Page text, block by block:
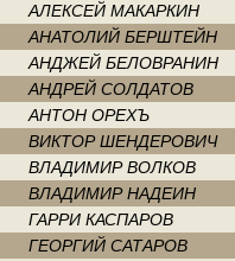
АЛЕКСЕЙ МАКАРКИН
АНАТОЛИЙ БЕРШТЕЙН
АНДЖЕЙ БЕЛОВРАНИН
АНДРЕЙ СОЛДАТОВ
АНТОН ОРЕХЪ
ВИКТОР ШЕНДЕРОВИЧ
ВЛАДИМИР ВОЛКОВ
ВЛАДИМИР НАДЕИН
ГАРРИ КАСПАРОВ
ГЕОРГИЙ САТАРОВ